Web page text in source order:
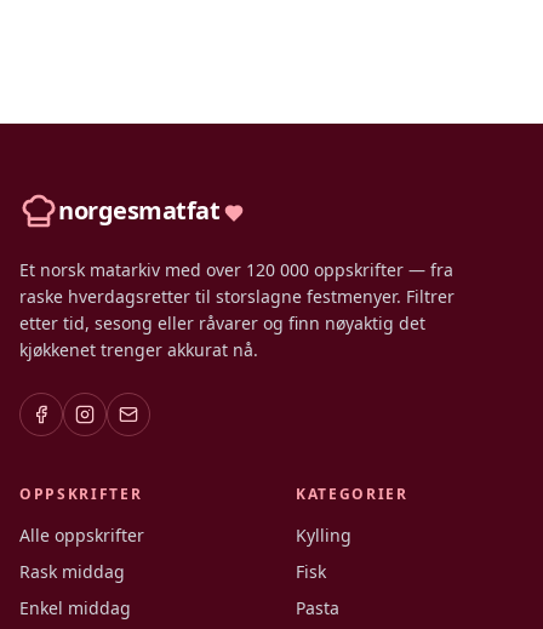
norgesmatfat
Et norsk matarkiv med over 120 000 oppskrifter — fra
raske hverdagsretter til storslagne festmenyer. Filtrer
etter tid, sesong eller råvarer og finn nøyaktig det
kjøkkenet trenger akkurat nå.
OPPSKRIFTER
Alle oppskrifter
Rask middag
Enkel middag
KATEGORIER
Kylling
Fisk
Pasta